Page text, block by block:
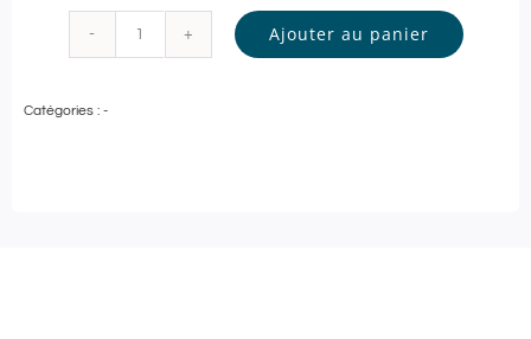
Ajouter au panier
Catégories : -